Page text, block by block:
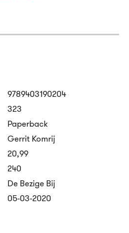
9789403190204
323
Paperback
Gerrit Komrij
20,99
240
De Bezige Bij
05-03-2020